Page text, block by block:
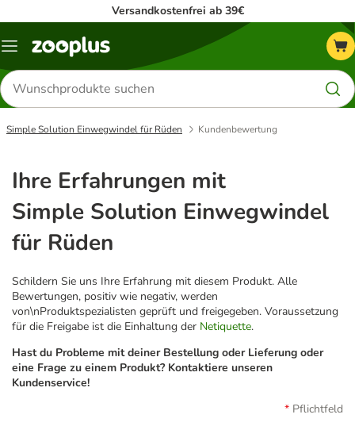
Versandkostenfrei ab 39€
Menü
Produkte
suchen
Simple Solution Einwegwindel für Rüden Kundenbewertung
Ihre Erfahrungen mit
Simple Solution Einwegwindel
für Rüden
Schildern Sie uns Ihre Erfahrung mit diesem Produkt. Alle
Bewertungen, positiv wie negativ, werden
von\nProduktspezialisten geprüft und freigegeben. Voraussetzung
für die Freigabe ist die Einhaltung der Netiquette.
Hast du Probleme mit deiner Bestellung oder Lieferung oder
eine Frage zu einem Produkt? Kontaktiere unseren
Kundenservice!
Pflichtfeld